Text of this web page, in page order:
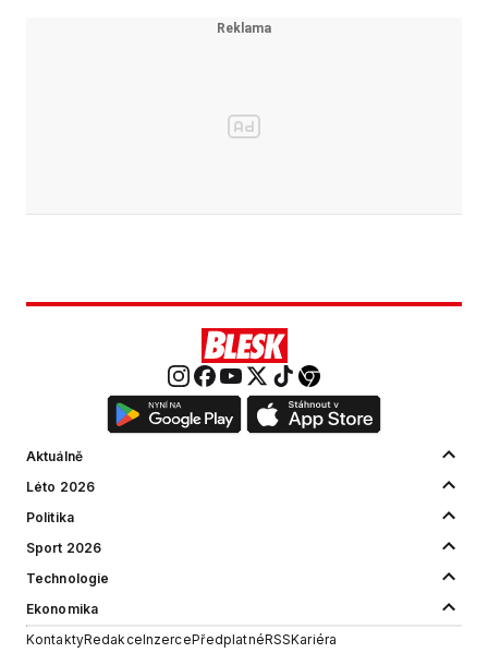
Aktuálně
Léto 2026
Politika
Sport 2026
Technologie
Ekonomika
KontaktyRedakceInzercePředplatnéRSSKariéra